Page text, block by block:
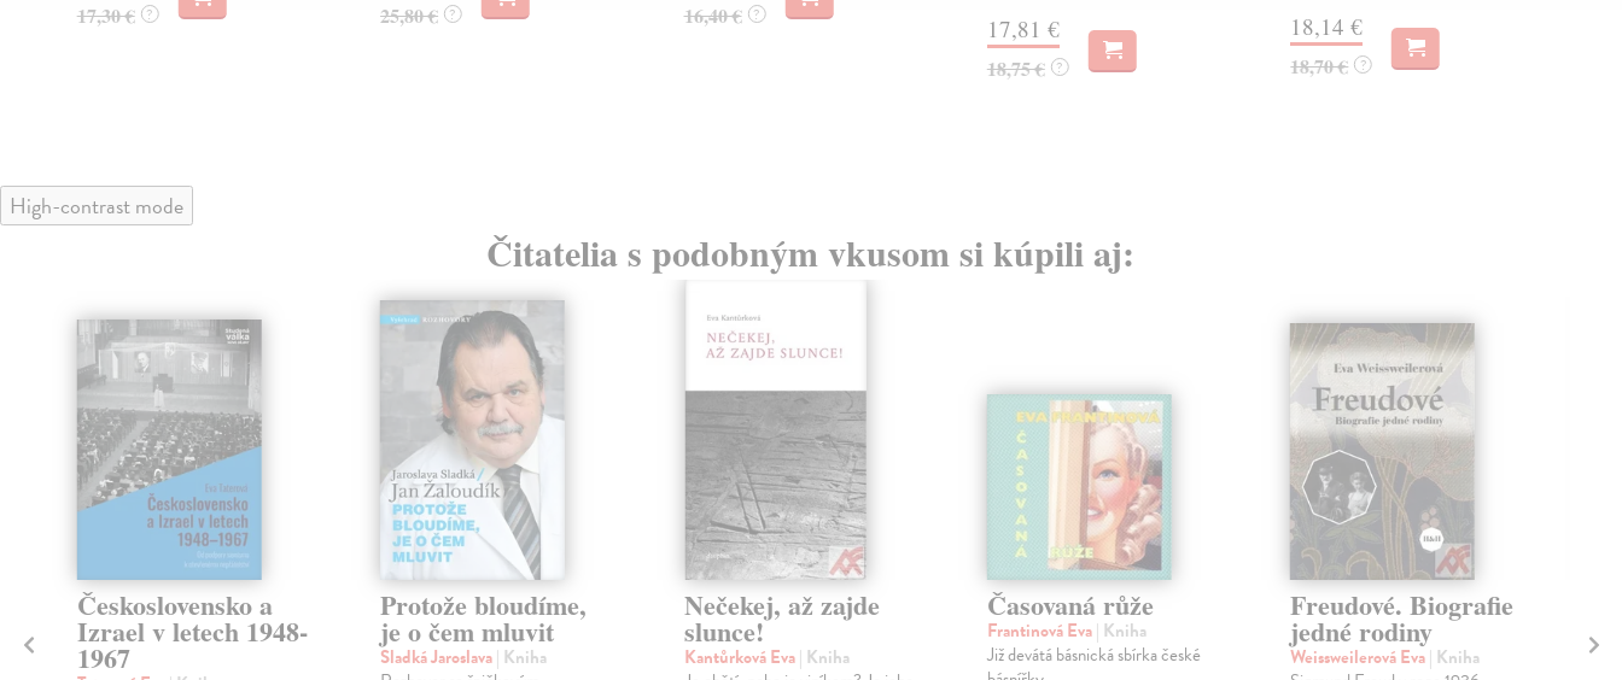
17,30 € ? 25,80 € ? 16,40 € ? 17,81 €
18,75 € ?
18,14 €
18,70 € ?
High-contrast mode
Čitatelia s podobným vkusom si kúpili aj:
Československo a
Izrael v letech 1948-
1967
Protože bloudíme,
je o čem mluvit
Sladká Jaroslava| Kniha
Nečekej, až zajde
slunce!
Kantůrková Eva| Kniha
Časovaná růže
Frantinová Eva| Kniha
Již devátá básnická sbírka české
Freudové. Biografie
jedné rodiny
Weissweilerová Eva| Kniha